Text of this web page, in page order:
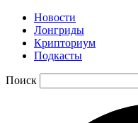
Новости
Лонгриды
Крипториум
Подкасты
Поиск